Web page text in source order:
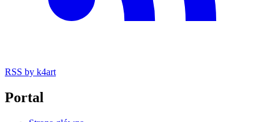
RSS by k4art
Portal